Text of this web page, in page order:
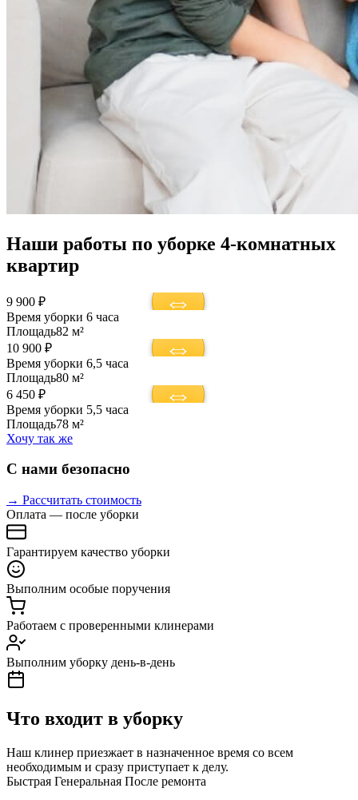
Наши работы по уборке 4-комнатных
квартир
9 900 ₽
Время уборки 6 часа
Площадь82 м²
10 900 ₽
Время уборки 6,5 часа
Площадь80 м²
6 450 ₽
Время уборки 5,5 часа
Площадь78 м²
Хочу так же
С нами безопасно
→ Рассчитать стоимость
Оплата — после уборки
Гарантируем качество уборки
Выполним особые поручения
Работаем с проверенными клинерами
Выполним уборку день-в-день
Что входит в уборку
Наш клинер приезжает в назначенное время со всем
необходимым и сразу приступает к делу.
Быстрая Генеральная После ремонта